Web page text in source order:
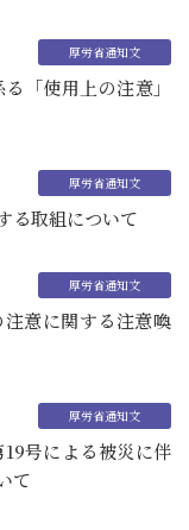
「使用上の注意」
る取組について
意に関する注意喚
号による被災に伴
て